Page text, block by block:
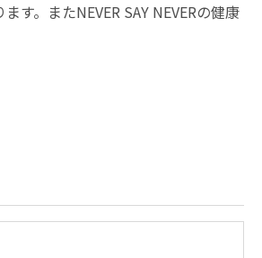
。またNEVER SAY NEVERの健康